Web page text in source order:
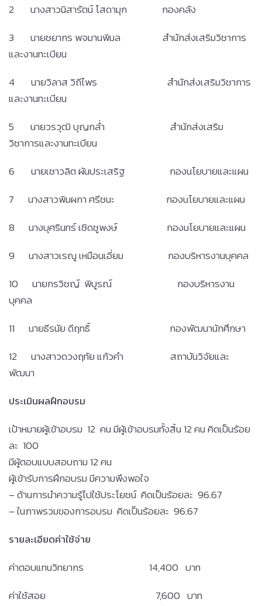
2 นางสาวนิสารัตน์ โสดามุก กองคลัง
3 นายชยากร พจมานพิมล สำนักส่งเสริมวิชาการ
และงานทะเบียน
4 นายวิลาส วิถีไพร สำนักส่งเสริมวิชาการ
และงานทะเบียน
5 นายวรวุฒิ บุญกล่ำ สำนักส่งเสริม
วิชาการและงานทะเบียน
6 นายเชาวลิต ผันประเสริฐ กองนโยบายและแผน
7 นางสาวพิมผกา ศรีชนะ กองนโยบายและแผน
8 นางบุศรินทร์ เชิดชูพงษ์ กองนโยบายและแผน
9 นางสาวเรณู เหมือนเอี่ยม กองบริหารงานบุคคล
10 นายกรวิชญ์ พิบูรณ์ กองบริหารงาน
บุคคล
11 นายธีรนัย ดีฤทธิ์ กองพัฒนานักศึกษา
12 นางสาวดวงฤทัย แก้วคำ สถาบันวิจัยและ
พัฒนา
ประเมินผลฝึกอบรม
เป้าหมายผู้เข้าอบรม 12 คน มีผู้เข้าอบรมทั้งสิ้น 12 คน คิดเป็นร้อย
ละ 100
มีผู้ตอบแบบสอบถาม 12 คน
ผู้เข้ารับการฝึกอบรม มีความพึงพอใจ
– ด้านการนำความรู้ไปใช้ประโยชน์ คิดเป็นร้อยละ 96.67
– ในภาพรวมของการอบรม คิดเป็นร้อยละ 96.67
รายละเอียดค่าใช้จ่าย
ค่าตอบแทนวิทยากร 14,400 บาท
ค่าใช้สอย 7,600 บาท